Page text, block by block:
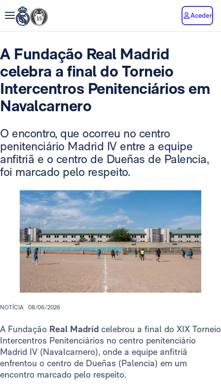
Aceder
A Fundação Real Madrid
celebra a final do Torneio
Intercentros Penitenciários em
Navalcarnero
O encontro, que ocorreu no centro
penitenciário Madrid IV entre a equipe
anfitriã e o centro de Dueñas de Palencia,
foi marcado pelo respeito.
NOTÍCIA 08/06/2026
A Fundação Real Madrid celebrou a final do XIX Torneio
Intercentros Penitenciários no centro penitenciário
Madrid IV (Navalcarnero), onde a equipe anfitriã
enfrentou o centro de Dueñas (Palencia) em um
encontro marcado pelo respeito.